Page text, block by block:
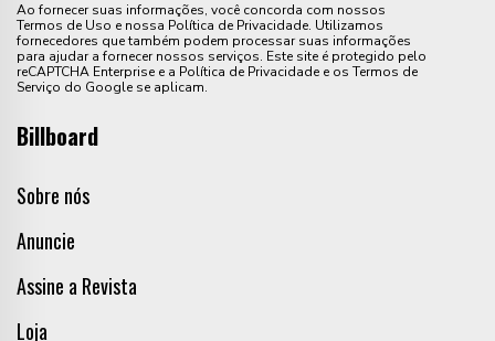
Ao fornecer suas informações, você concorda com nossos
Termos de Uso e nossa Política de Privacidade. Utilizamos
fornecedores que também podem processar suas informações
para ajudar a fornecer nossos serviços. Este site é protegido pelo
reCAPTCHA Enterprise e a Política de Privacidade e os Termos de
Serviço do Google se aplicam.
Billboard
Sobre nós
Anuncie
Assine a Revista
Loja